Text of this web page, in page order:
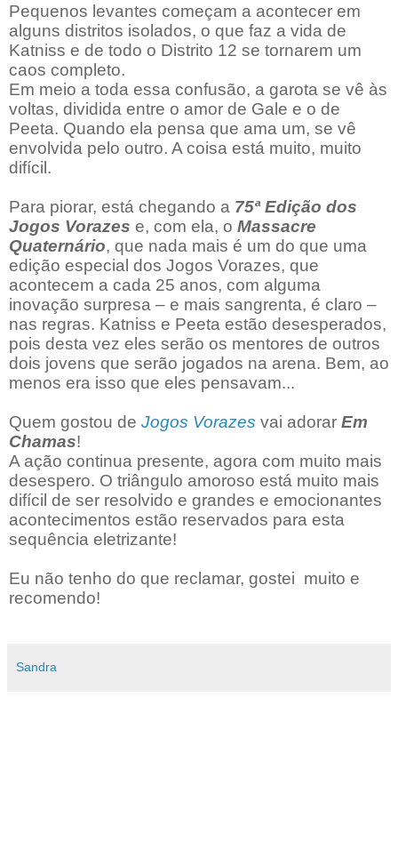
Pequenos levantes começam a acontecer em
alguns distritos isolados, o que faz a vida de
Katniss e de todo o Distrito 12 se tornarem um
caos completo.
Em meio a toda essa confusão, a garota se vê às
voltas, dividida entre o amor de Gale e o de
Peeta. Quando ela pensa que ama um, se vê
envolvida pelo outro. A coisa está muito, muito
difícil.
Para piorar, está chegando a 75ª Edição dos
Jogos Vorazes e, com ela, o Massacre
Quaternário, que nada mais é um do que uma
edição especial dos Jogos Vorazes, que
acontecem a cada 25 anos, com alguma
inovação surpresa – e mais sangrenta, é claro –
nas regras. Katniss e Peeta estão desesperados,
pois desta vez eles serão os mentores de outros
dois jovens que serão jogados na arena. Bem, ao
menos era isso que eles pensavam...
Quem gostou de Jogos Vorazes vai adorar Em
Chamas!
A ação continua presente, agora com muito mais
desespero. O triângulo amoroso está muito mais
difícil de ser resolvido e grandes e emocionantes
acontecimentos estão reservados para esta
sequência eletrizante!
Eu não tenho do que reclamar, gostei muito e
recomendo!
Sandra